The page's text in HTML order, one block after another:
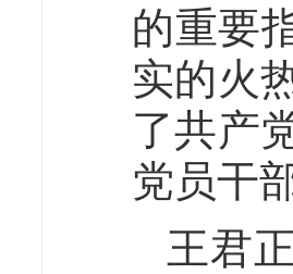
的重要
实的火
了共产
党员干
王君